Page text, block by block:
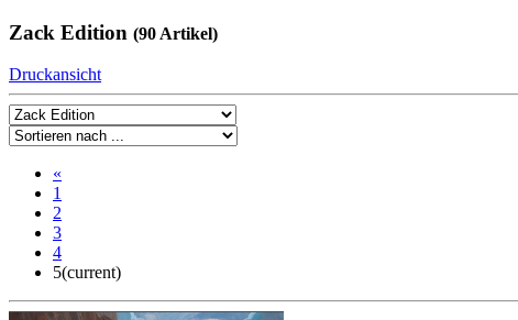
Zack Edition (90 Artikel)
Druckansicht
«
1
2
3
4
5(current)